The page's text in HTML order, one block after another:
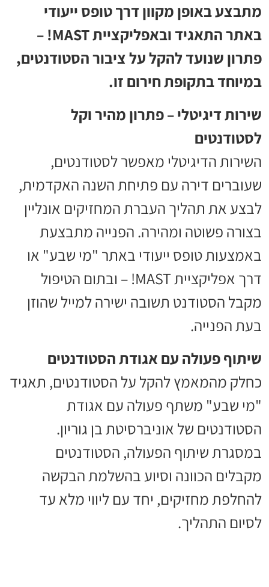
מתבצע באופן מקוון דרך טופס ייעודי
באתר התאגיד ובאפליקציית MAST! –
פתרון שנועד להקל על ציבור הסטודנטים,
במיוחד בתקופת חירום זו.
שירות דיגיטלי – פתרון מהיר וקל
לסטודנטים
השירות הדיגיטלי מאפשר לסטודנטים,
שעוברים דירה עם פתיחת השנה האקדמית,
לבצע את תהליך העברת המחזיקים אונליין
בצורה פשוטה ומהירה. הפנייה מתבצעת
באמצעות טופס ייעודי באתר "מי שבע" או
דרך אפליקציית MAST! – ובתום הטיפול
מקבל הסטודנט תשובה ישירה למייל שהוזן
בעת הפנייה.
שיתוף פעולה עם אגודת הסטודנטים
כחלק מהמאמץ להקל על הסטודנטים, תאגיד
"מי שבע" משתף פעולה עם אגודת
הסטודנטים של אוניברסיטת בן גוריון.
במסגרת שיתוף הפעולה, הסטודנטים
מקבלים הכוונה וסיוע בהשלמת הבקשה
להחלפת מחזיקים, יחד עם ליווי מלא עד
לסיום התהליך.